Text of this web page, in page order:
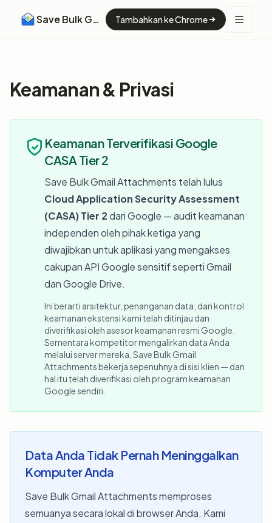
Save Bulk Gmail Attachments Tambahkan ke Chrome
Keamanan & Privasi
Keamanan Terverifikasi Google
CASA Tier 2
Save Bulk Gmail Attachments telah lulus
Cloud Application Security Assessment
(CASA) Tier 2dari Google — audit keamanan
independen oleh pihak ketiga yang
diwajibkan untuk aplikasi yang mengakses
cakupan API Google sensitif seperti Gmail
dan Google Drive.
Ini berarti arsitektur, penanganan data, dan kontrol
keamanan ekstensi kami telah ditinjau dan
diverifikasi oleh asesor keamanan resmi Google.
Sementara kompetitor mengalirkan data Anda
melalui server mereka, Save Bulk Gmail
Attachments bekerja sepenuhnya di sisi klien — dan
hal itu telah diverifikasi oleh program keamanan
Google sendiri.
Data Anda Tidak Pernah Meninggalkan
Komputer Anda
Save Bulk Gmail Attachments memproses
semuanya secara lokal di browser Anda. Kami